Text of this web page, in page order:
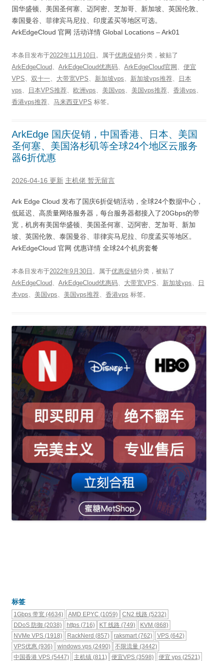
国华盛顿、美国圣何塞、迈阿密、芝加哥、新加坡、英国伦敦、
泰国曼谷、菲律宾马尼拉、印度孟买等地区可选。
ArkEdgeCloud 官网 活动详情 Global Locations – Ark01
本条目发布于2022年11月10日 。属于优惠促销分类，被贴了
ArkEdgeCloud
ArkEdgeCloud优惠码 ArkEdgeCloud官网
便宜
VPS
双十一 大带宽VPS 新加坡vps 新加坡vps推荐
日本
vps
日本VPS推荐 欧洲vps 美国vps 美国vps推荐 香港vps
香港vps推荐
马来西亚VPS 标签。
ArkEdge 国庆促销，中国香港、日本、美国
圣何塞、美国洛杉矶等全球24个地区云服务
器6折优惠
2026-04-16 更新 主机佬 暂无留言
Ark Edge Cloud 发布了国庆6折促销活动，全球24个数据中心，
低延迟、高质量网络服务器，每台服务器都接入了20Gbps的带
宽，机房有美国华盛顿、美国圣何塞、迈阿密、芝加哥、新加
坡、英国伦敦、泰国曼谷、菲律宾马尼拉、印度孟买等地区。
ArkEdgeCloud 官网 优惠详情 全球24个机房套餐
本条目发布于2022年9月30日 。属于优惠促销分类，被贴了
ArkEdgeCloud
ArkEdgeCloud优惠码 大带宽VPS 新加坡vps
日
本vps
美国vps 美国vps推荐 香港vps 标签。
标签
1Gbps 带宽 (4634) AMD EPYC (1059) CN2 线路 (5232)
DDoS 防御 (2038) https(716) KT 线路 (749) KVM (868)
NVMe VPS (1918) RackNerd (857) raksmart(762) VPS(642)
VPS优惠 (936) windows vps(2490) 不限流量 (3442)
中国香港 VPS (5447) 主机镇(811) 便宜VPS (3598) 便宜 vps(2521)